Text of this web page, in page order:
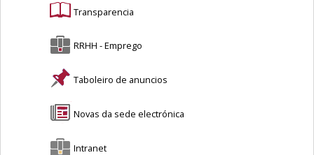
Transparencia
RRHH - Emprego
Taboleiro de anuncios
Novas da sede electrónica
Intranet